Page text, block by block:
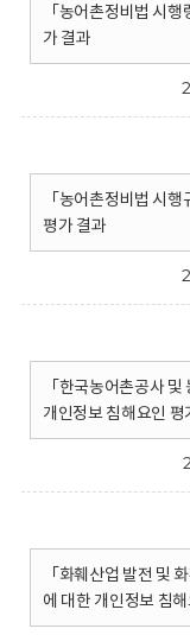
「농어촌정비법 시
가 결과
「농어촌정비법 시
평가 결과
「한국농어촌공사
개인정보 침해요인 평
「화훼산업 발전 및
에 대한 개인정보 침